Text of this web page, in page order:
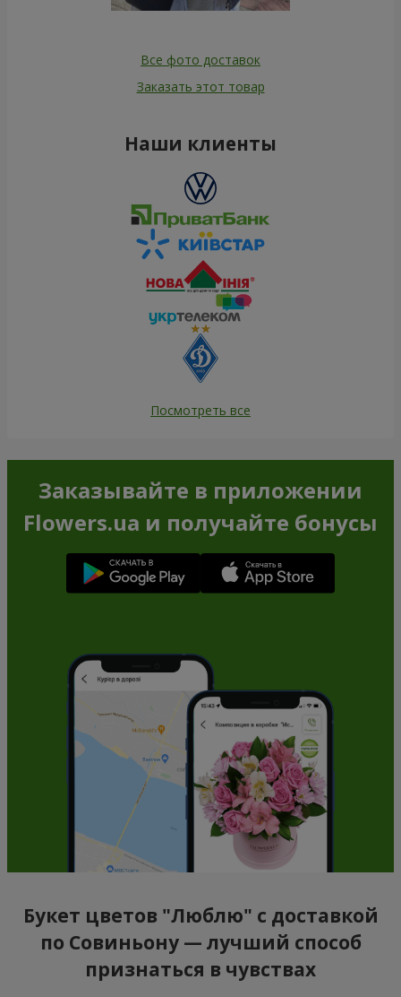
Все фото доставок
Заказать этот товар
Наши клиенты
Посмотреть все
Заказывайте в приложении
Flowers.ua и получайте бонусы
Букет цветов "Люблю" с доставкой
по Совиньону — лучший способ
признаться в чувствах